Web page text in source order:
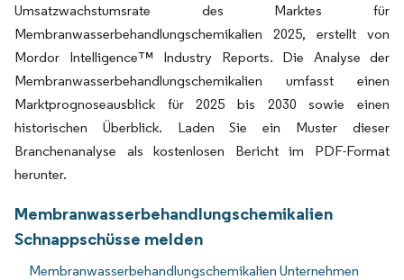
Umsatzwachstumsrate des Marktes für
Membranwasserbehandlungschemikalien 2025, erstellt von
Mordor Intelligence™ Industry Reports. Die Analyse der
Membranwasserbehandlungschemikalien umfasst einen
Marktprognoseausblick für 2025 bis 2030 sowie einen
historischen Überblick. Laden Sie ein Muster dieser
Branchenanalyse als kostenlosen Bericht im PDF-Format
herunter.
Membranwasserbehandlungschemikalien
Schnappschüsse melden
Membranwasserbehandlungschemikalien Unternehmen